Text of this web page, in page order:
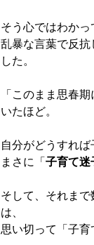
そう心ではわかっ
乱暴な言葉で反抗
した。
「このまま思春
いたほど。
自分がどうすれば
まさに「 子育て迷
そして、それま
は、
思い切って「子育